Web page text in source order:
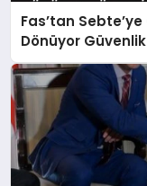
Fas’tan
Dönüyor